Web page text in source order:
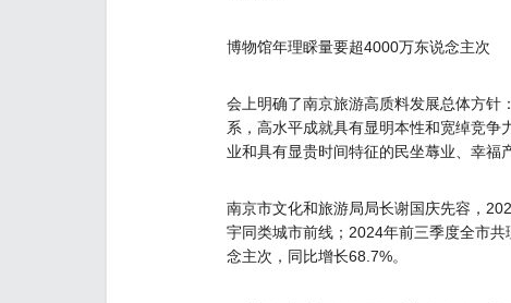
博物馆年理睬量要超4000万东说念主次
会上明确了南京旅游高质料发展总体方针
系，高水平成就具有显明本性和宽绰竞
业和具有显贵时间特征的民坐蓐业、幸福
南京市文化和旅游局局长谢国庆先容，
宇同类城市前线；2024年前三季度全市
念主次，同比增长68.7%。